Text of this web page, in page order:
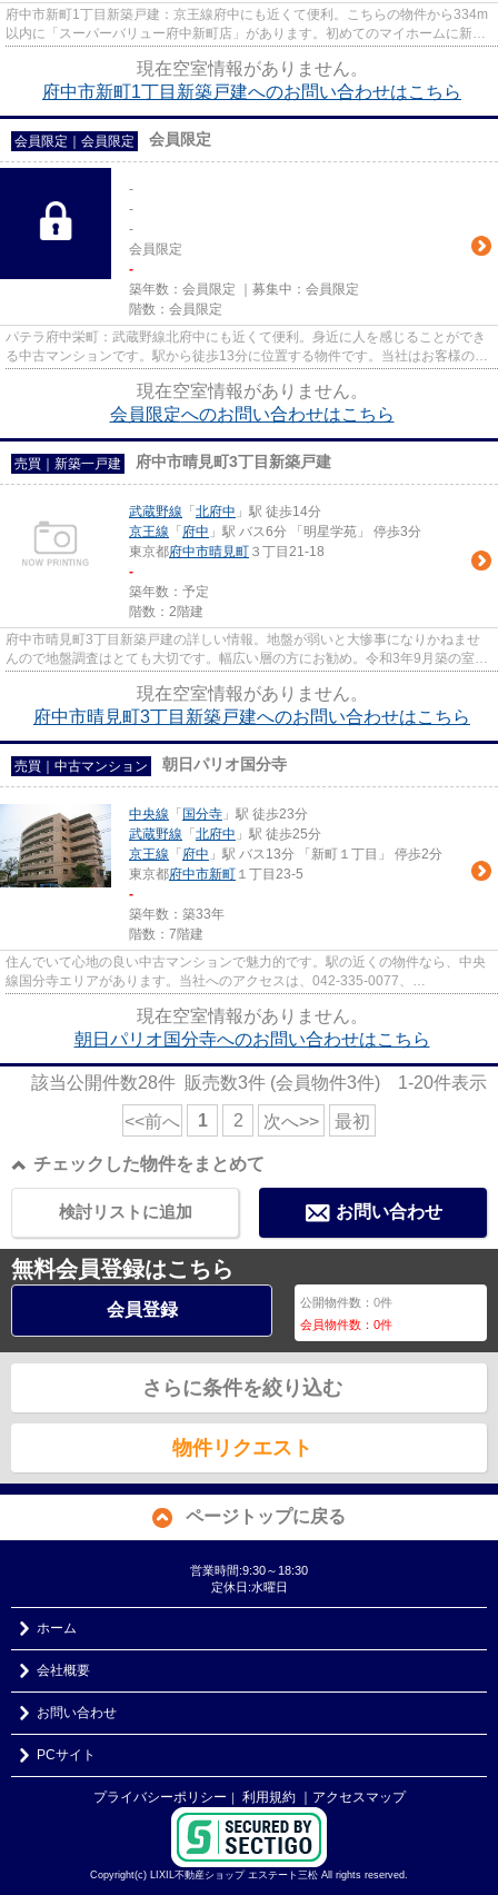
府中市新町1丁目新築戸建：京王線府中にも近くて便利。こちらの物件から334m
以内に「スーパーバリュー府中新町店」があります。初めてのマイホームに新築
現在空室情報がありません。
府中市新町1丁目新築戸建へのお問い合わせはこちら
会員限定 会員限定 会員限定
-
-
-
会員限定
-
築年数： 会員限定 ｜募集中： 会員限定
階数： 会員限定
パテラ府中栄町：武蔵野線北府中にも近くて便利。身近に人を感じることができ
る中古マンションです。駅から徒歩13分に位置する物件です。当社はお客様のご
現在空室情報がありません。
会員限定へのお問い合わせはこちら
売買｜新築一戸建 府中市晴見町3丁目新築戸建
武蔵野線 「 北府中 」駅 徒歩14分
京王線 「 府中 」駅 バス6分 「明星学苑」 停歩3分
東京都府中市晴見町 ３丁目21-18
-
築年数：予定
階数：2階建
府中市晴見町3丁目新築戸建の詳しい情報。地盤が弱いと大惨事になりかねませ
んので地盤調査はとても大切です。幅広い層の方にお勧め。令和3年9月築の室内
現在空室情報がありません。
府中市晴見町3丁目新築戸建へのお問い合わせはこちら
売買｜中古マンション 朝日パリオ国分寺
中央線 「 国分寺 」駅 徒歩23分
武蔵野線 「 北府中 」駅 徒歩25分
京王線 「 府中 」駅 バス13分 「新町１丁目」 停歩2分
東京都府中市新町 １丁目23-5
-
築年数：築33年
階数：7階建
住んでいて心地の良い中古マンションで魅力的です。駅の近くの物件なら、中央
線国分寺エリアがあります。当社へのアクセスは、042-335-0077、
現在空室情報がありません。
朝日パリオ国分寺へのお問い合わせはこちら
該当公開件数28件 販売数3件 (会員物件3件) 1-20件表示
<<前へ 1 2 次へ>> 最初
チェックした物件をまとめて
お問い合わせ
検討リストに追加
無料会員登録はこちら
会員登録 公開物件数：0件
会員物件数：0件
さらに条件を絞り込む
物件リクエスト
ページトップに戻る
営業時間:9:30～18:30
定休日:水曜日
ホーム
会社概要
お問い合わせ
PCサイト
プライバシーポリシー ｜ 利用規約 ｜アクセスマップ
Copyright(c) LIXIL不動産ショップ エステート三松 All rights reserved.